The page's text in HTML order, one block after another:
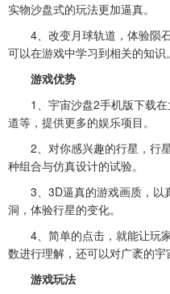
实物沙盘式的玩法更加逼真。
4、改变月球轨道，体验陨石
可以在游戏中学习到相关的知识。
游戏优势
1、宇宙沙盘2手机版下载在
道等，提供更多的娱乐项目。
2、对你感兴趣的行星，行星
种组合与仿真设计的试验。
3、3D逼真的游戏画质，以
洞，体验行星的变化。
4、简单的点击，就能让玩家
数进行理解，还可以对广袤的宇
游戏玩法